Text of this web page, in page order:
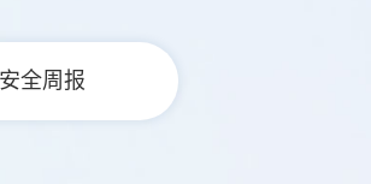
安全周报